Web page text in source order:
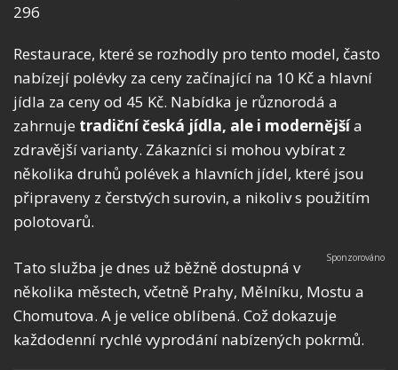
296
Restaurace, které se rozhodly pro tento model, často
nabízejí polévky za ceny začínající na 10 Kč a hlavní
jídla za ceny od 45 Kč. Nabídka je různorodá a
zahrnuje tradiční česká jídla, ale i modernějšía
zdravější varianty. Zákazníci si mohou vybírat z
několika druhů polévek a hlavních jídel, které jsou
připraveny z čerstvých surovin, a nikoliv s použitím
polotovarů.
Tato služba je dnes už běžně dostupná v
několika městech, včetně Prahy, Mělníku, Mostu a
Chomutova. A je velice oblíbená. Což dokazuje
každodenní rychlé vyprodání nabízených pokrmů.